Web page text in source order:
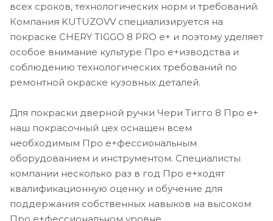
всех сроков, технологических норм и требований.
Компания KUTUZOVV специализируется на
покраске CHERY TIGGO 8 PRO e+ и поэтому уделяет
особое внимание культуре Про е+изводства и
соблюдению технологических требований по
ремонтной окраске кузовных деталей.
Для покраски дверной ручки Чери Тигго 8 Про е+
наш покрасочный цех оснащен всем
необходимым Про е+фессиональным
оборудованием и инструментом. Специалисты
компании несколько раз в год Про е+ходят
квалификационную оценку и обучение для
поддержания собственных навыков на высоком